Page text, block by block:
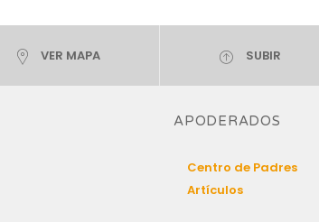
VER MAPA SUBIR
APODERADOS
Centro de Padres
Artículos